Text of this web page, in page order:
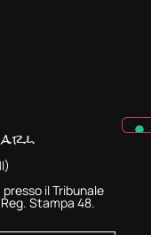
il Tribunale
Stampa 48.